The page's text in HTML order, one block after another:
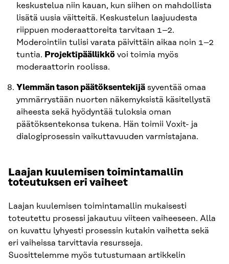
keskustelua niin kauan, kun siihen on mahdollista
lisätä uusia väitteitä. Keskustelun laajuudesta
riippuen moderaattoreita tarvitaan 1–2.
Moderointiin tulisi varata päivittäin aikaa noin 1–2
tuntia. Projektipäällikkö voi toimia myös
moderaattorin roolissa.
Ylemmän tason päätöksentekijä syventää omaa
ymmärrystään nuorten näkemyksistä käsitellystä
aiheesta sekä hyödyntää tuloksia oman
päätöksentekonsa tukena. Hän toimii Voxit- ja
dialogiprosessin vaikuttavuuden varmistajana.
Laajan kuulemisen toimintamallin
toteutuksen eri vaiheet
Laajan kuulemisen toimintamallin mukaisesti
toteutettu prosessi jakautuu viiteen vaiheeseen. Alla
on kuvattu lyhyesti prosessin kutakin vaihetta sekä
eri vaiheissa tarvittavia resursseja.
Suosittelemme myös tutustumaan artikkelin